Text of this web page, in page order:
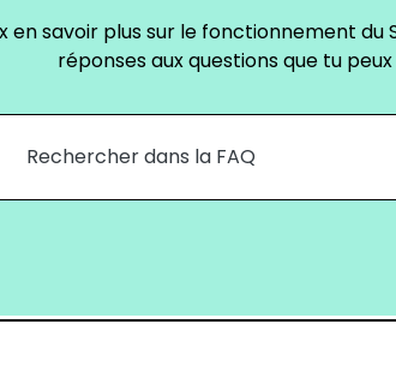
en savoir plus sur le fonctionnement du
réponses aux questions que tu